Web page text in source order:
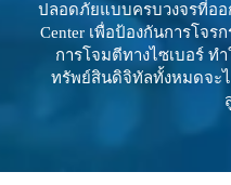
ปลอดภัยแบบครบวงจรที่ออ
Center เพื่อป้องกันการโจร
การโจมตีทางไซเบอร์ ท
ทรัพย์สินดิจิทัลทั้งหมดจะ